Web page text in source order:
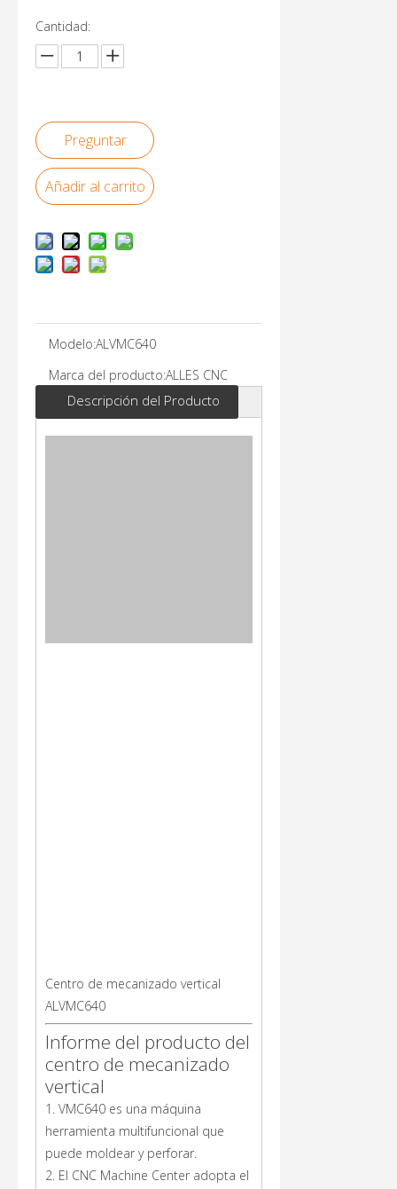
Cantidad:
Preguntar
Añadir al carrito
Modelo:ALVMC640
Marca del producto:ALLES CNC
Descripción del Producto
Centro de mecanizado vertical
ALVMC640
Informe del producto del
centro de mecanizado
vertical
1. VMC640 es una máquina
herramienta multifuncional que
puede moldear y perforar.
2. El CNC Machine Center adopta el